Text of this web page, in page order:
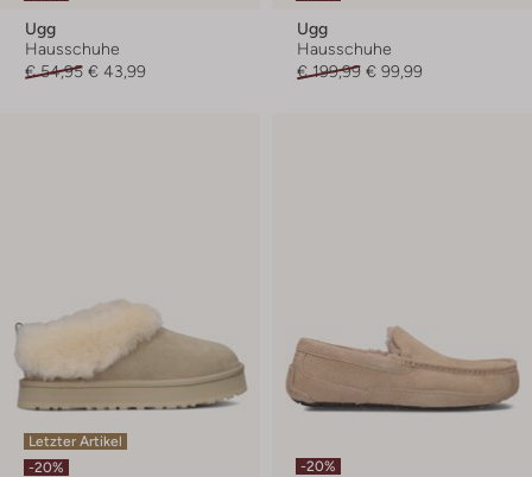
Ugg
Hausschuhe
€ 54,95 € 43,99
Ugg
Hausschuhe
€ 199,99 € 99,99
Letzter Artikel
-20%
-20%